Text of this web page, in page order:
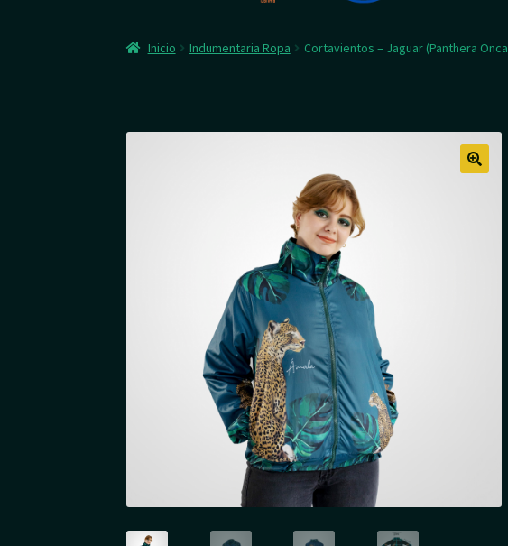
Inicio Indumentaria Ropa Cortavientos – Jaguar (Panthera